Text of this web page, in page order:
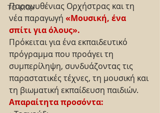
ΤΟ ΚΙΟΥ
Παραμυθένιας Ορχήστρας και τη
νέα παραγωγή «Μουσική, ένα
σπίτι για όλους».
Πρόκειται για ένα εκπαιδευτικό
πρόγραμμα που προάγει τη
συμπερίληψη, συνδυάζοντας τις
παραστατικές τέχνες, τη μουσική και
τη βιωματική εκπαίδευση παιδιών.
Απαραίτητα προσόντα: